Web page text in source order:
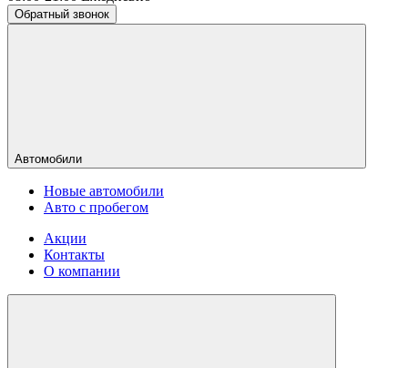
Обратный звонок
Автомобили
Новые автомобили
Авто с пробегом
Акции
Контакты
О компании